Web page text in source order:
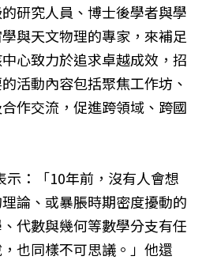
研究人員、博士後學者與學
與天文物理的專家，來補足
心致力於追求卓越成效，招
活動內容包括聚焦工作坊、
作交流，促進跨領域、跨國
：「10年前，沒有人會想
論、或暴脹時期密度擾動的
代數與幾何等數學分支有任
也同樣不可思議。」他還